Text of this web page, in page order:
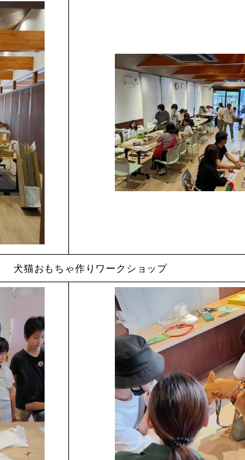
犬猫おもちゃ作りワークショップ